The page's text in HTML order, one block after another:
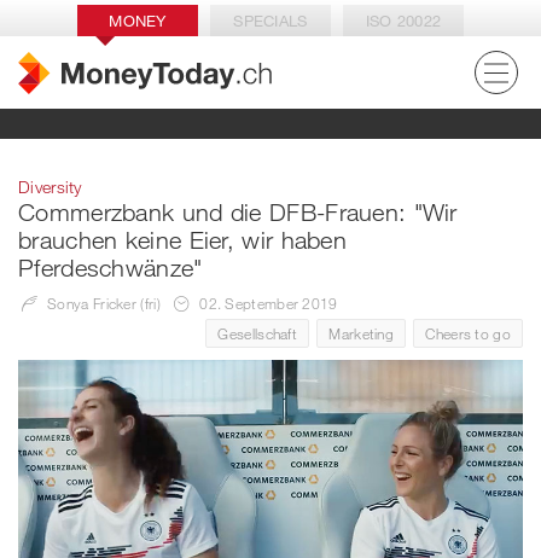
MONEY SPECIALS ISO 20022
Diversity
Commerzbank und die DFB-Frauen: "Wir
brauchen keine Eier, wir haben
Pferdeschwänze"
Sonya Fricker (fri)
02. September 2019
Gesellschaft
Marketing Cheers to go